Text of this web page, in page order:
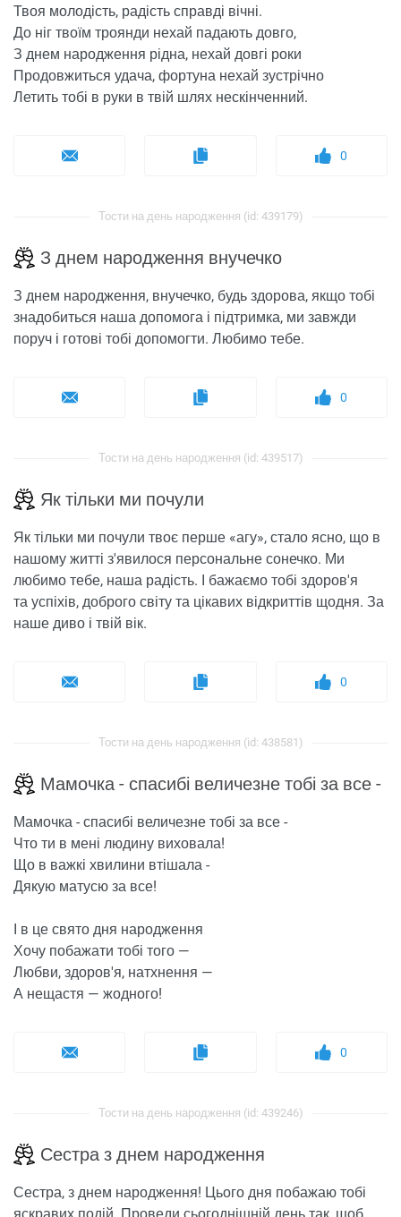
Твоя молодість, радість справді вічні.
До ніг твоїм троянди нехай падають довго,
З днем ​​народження рідна, нехай довгі роки
Продовжиться удача, фортуна нехай зустрічно
Летить тобі в руки в твій шлях нескінченний.
0
Тости на день народження (id: 439179)
З днем ​​народження внучечко
З днем ​​народження, внучечко, будь здорова, якщо тобі
знадобиться наша допомога і підтримка, ми завжди
поруч і готові тобі допомогти. Любимо тебе.
0
Тости на день народження (id: 439517)
Як тільки ми почули
Як тільки ми почули твоє перше «агу», стало ясно, що в
нашому житті з'явилося персональне сонечко. Ми
любимо тебе, наша радість. І бажаємо тобі здоров'я
та успіхів, доброго світу та цікавих відкриттів щодня. За
наше диво і твій вік.
0
Тости на день народження (id: 438581)
Мамочка - спасибі величезне тобі за все -
Мамочка - спасибі величезне тобі за все -
Что ти в мені людину виховала!
Що в важкі хвилини втішала -
Дякую матусю за все!
І в це свято дня народження
Хочу побажати тобі того —
Любви, здоров'я, натхнення —
А нещастя — жодного!
0
Тости на день народження (id: 439246)
Сестра з днем ​​народження
Сестра, з днем ​​народження! Цього дня побажаю тобі